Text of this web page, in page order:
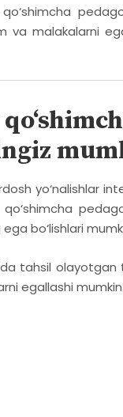
va malakalarni
yo‘nalishlar
bo‘lishlari
tahsil
egallashi mumkin: